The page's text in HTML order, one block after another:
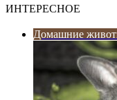
ИНТЕРЕСНОЕ
Домашние